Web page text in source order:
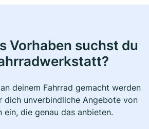
Vorhaben suchst du
deinem Fahrrad gemacht werden
dich unverbindliche Angebote von
ein, die genau das anbieten.